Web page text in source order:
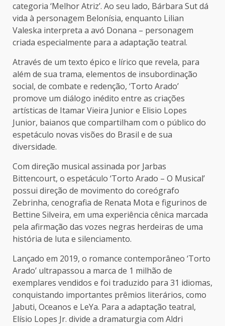
categoria ‘Melhor Atriz’. Ao seu lado, Bárbara Sut dá
vida à personagem Belonísia, enquanto Lilian
Valeska interpreta a avó Donana – personagem
criada especialmente para a adaptação teatral.
Através de um texto épico e lírico que revela, para
além de sua trama, elementos de insubordinação
social, de combate e redenção, ‘Torto Arado’
promove um diálogo inédito entre as criações
artísticas de Itamar Vieira Junior e Elisio Lopes
Junior, baianos que compartilham com o público do
espetáculo novas visões do Brasil e de sua
diversidade.
Com direção musical assinada por Jarbas
Bittencourt, o espetáculo ‘Torto Arado – O Musical’
possui direção de movimento do coreógrafo
Zebrinha, cenografia de Renata Mota e figurinos de
Bettine Silveira, em uma experiência cênica marcada
pela afirmação das vozes negras herdeiras de uma
história de luta e silenciamento.
Lançado em 2019, o romance contemporâneo ‘Torto
Arado’ ultrapassou a marca de 1 milhão de
exemplares vendidos e foi traduzido para 31 idiomas,
conquistando importantes prêmios literários, como
Jabuti, Oceanos e LeYa. Para a adaptação teatral,
Elísio Lopes Jr. divide a dramaturgia com Aldri